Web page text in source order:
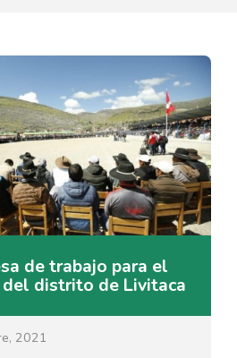
de trabajo para el
distrito de Livitaca
2021